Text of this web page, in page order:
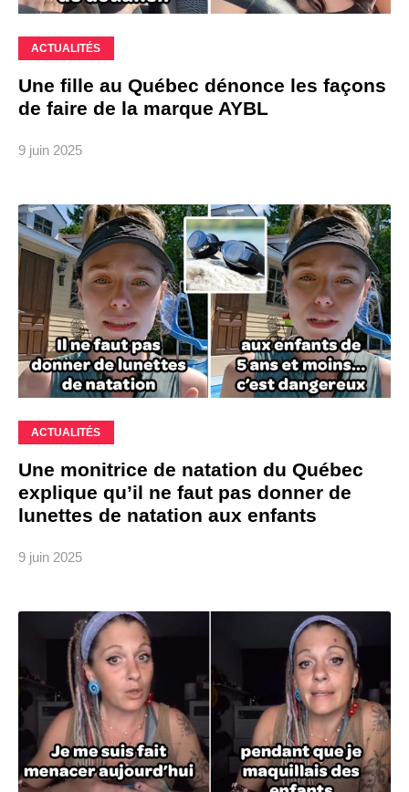
ACTUALITÉS
Une fille au Québec dénonce les façons
de faire de la marque AYBL
9 juin 2025
ACTUALITÉS
Une monitrice de natation du Québec
explique qu’il ne faut pas donner de
lunettes de natation aux enfants
9 juin 2025